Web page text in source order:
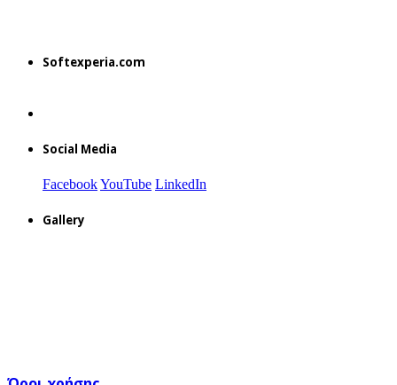
Softexperia.com
Social Media
FacebookYouTube LinkedIn
Gallery